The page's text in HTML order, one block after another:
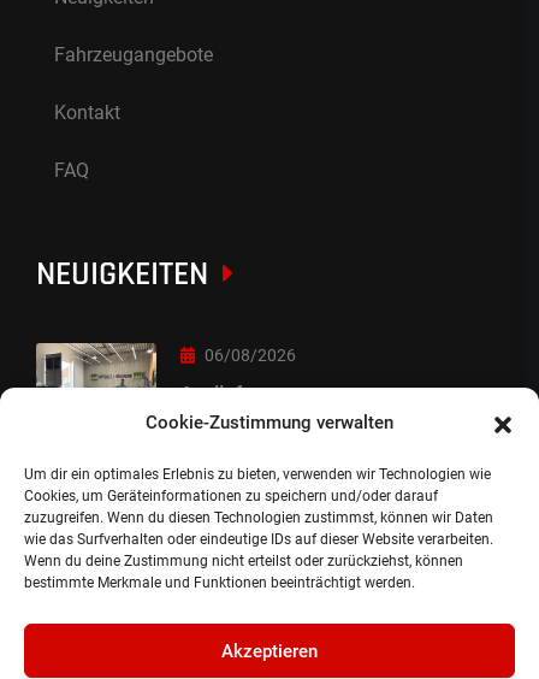
Cookie-Zustimmung verwalten
Um dir ein optimales Erlebnis zu bieten, verwenden wir Technologien wie
Cookies, um Geräteinformationen zu speichern und/oder darauf
zuzugreifen. Wenn du diesen Technologien zustimmst, können wir Daten
wie das Surfverhalten oder eindeutige IDs auf dieser Website verarbeiten.
Wenn du deine Zustimmung nicht erteilst oder zurückziehst, können
bestimmte Merkmale und Funktionen beeinträchtigt werden.
Akzeptieren
Fahrzeugangebote
Kontakt
FAQ
NEUIGKEITEN
06/08/2026
Auslieferung
05/08/2026
Auslieferung :-)